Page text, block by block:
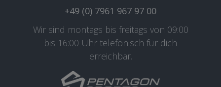
+49 (0) 7961 967 97 00
Wir sind montags bis freitags von 09:00
bis 16:00 Uhr telefonisch für dich
erreichbar.